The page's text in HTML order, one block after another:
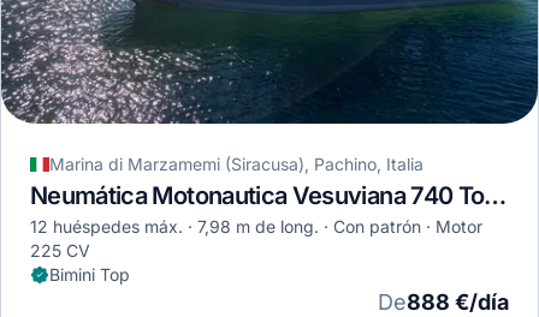
Marina di Marzamemi (Siracusa), Pachino, Italia
Neumática Motonautica Vesuviana 740 Touring · 2004
12 huéspedes máx. 7,98 m de long. Con patrón
Motor
225 CV
Bimini Top
De888 €/día